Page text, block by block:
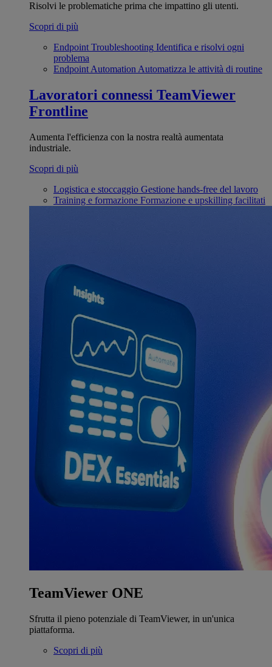
Risolvi le problematiche prima che impattino gli utenti.
Scopri di più
Endpoint Troubleshooting Identifica e risolvi ogni
problema
Endpoint Automation Automatizza le attività di routine
Lavoratori connessi TeamViewer
Frontline
Aumenta l'efficienza con la nostra realtà aumentata
industriale.
Scopri di più
Logistica e stoccaggio Gestione hands-free del lavoro
Training e formazione Formazione e upskilling facilitati
TeamViewer ONE
Sfrutta il pieno potenziale di TeamViewer, in un'unica
piattaforma.
Scopri di più